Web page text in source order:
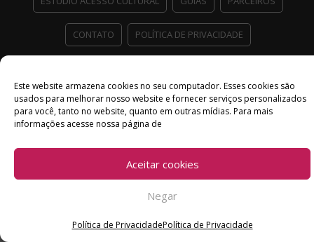
Este website armazena cookies no seu computador. Esses cookies são
usados ​​para melhorar nosso website e fornecer serviços personalizados
para você, tanto no website, quanto em outras mídias. Para mais
informações acesse nossa página de
Aceitar cookies
Negar
Política de PrivacidadePolítica de Privacidade
CONTATO POLÍTICA DE PRIVACIDADE
Copyright© 2026 Acesso Cultural - Arte, Cultura Pop e Entretenimento
Desenvolvido porDel Vieira